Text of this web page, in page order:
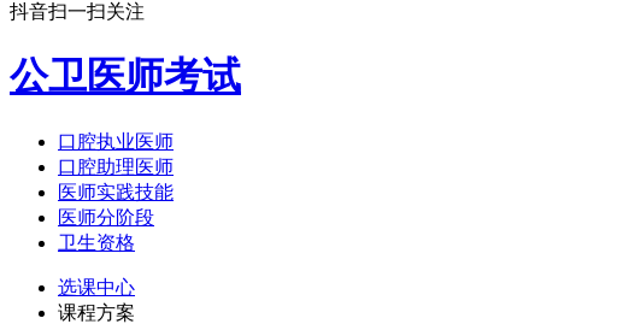
抖音扫一扫关注
公卫医师考试
口腔执业医师
口腔助理医师
医师实践技能
医师分阶段
卫生资格
选课中心
课程方案